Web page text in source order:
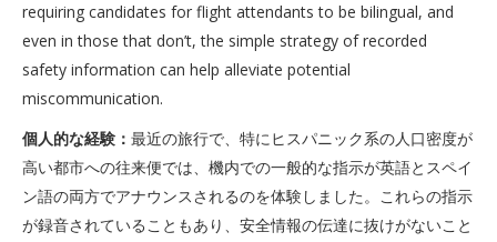
requiring candidates for flight attendants to be bilingual, and
even in those that don’t, the simple strategy of recorded
safety information can help alleviate potential
miscommunication.
個人的な経験： 最近の旅行で、特にヒスパニック系の人口密度が
高い都市への往来便では、機内での一般的な指示が英語とスペイ
ン語の両方でアナウンスされるのを体験しました。これらの指示
が録音されていることもあり、安全情報の伝達に抜けがないこと